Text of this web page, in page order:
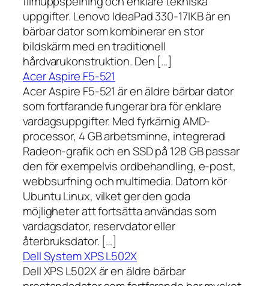
uppgifter. Lenovo IdeaPad 330-17IKB är en
bärbar dator som kombinerar en stor
bildskärm med en traditionell
hårdvarukonstruktion. Den […]
Acer Aspire F5-521
Acer Aspire F5-521 är en äldre bärbar dator
som fortfarande fungerar bra för enklare
vardagsuppgifter. Med fyrkärnig AMD-
processor, 4 GB arbetsminne, integrerad
Radeon-grafik och en SSD på 128 GB passar
den för exempelvis ordbehandling, e-post,
webbsurfning och multimedia. Datorn kör
Ubuntu Linux, vilket ger den goda
möjligheter att fortsätta användas som
vardagsdator, reservdator eller
återbruksdator. […]
Dell System XPS L502X
Dell XPS L502X är en äldre bärbar